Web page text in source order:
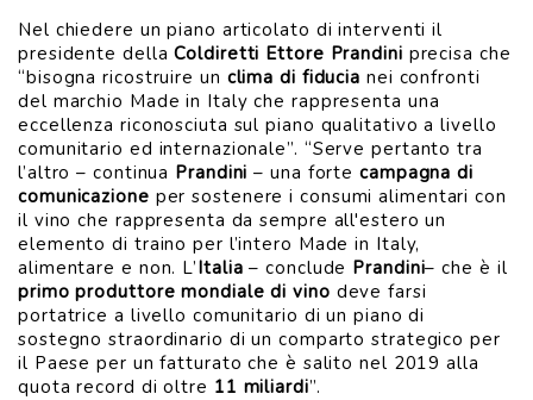
Nel chiedere un piano articolato di interventi il
presidente dellaColdiretti Ettore Prandini precisa che
“bisogna ricostruire un clima di fiducia nei confronti
del marchio Made in Italy che rappresenta una
eccellenza riconosciuta sul piano qualitativo a livello
comunitario ed internazionale”. “Serve pertanto tra
l’altro – continua Prandini– una fortecampagna di
comunicazione per sostenere i consumi alimentari con
il vino che rappresenta da sempre all'estero un
elemento di traino per l’intero Made in Italy,
alimentare e non. L’Italia – conclude Prandini– che è il
primo produttore mondiale di vino deve farsi
portatrice a livello comunitario di un piano di
sostegno straordinario di un comparto strategico per
il Paese per un fatturato che è salito nel 2019 alla
quota record di oltre 11 miliardi”.